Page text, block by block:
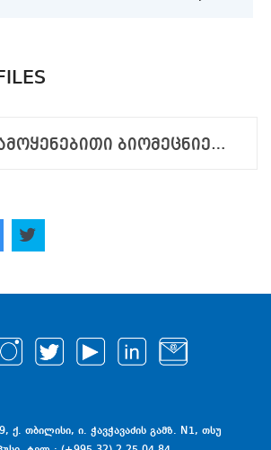
BA_გამოყენებითი ბიომეცნიერებები_2026-018_2026-02-27.pdf
ქ. თბილისი, ი. ჭავჭავაძის გამზ. N1, თსუ